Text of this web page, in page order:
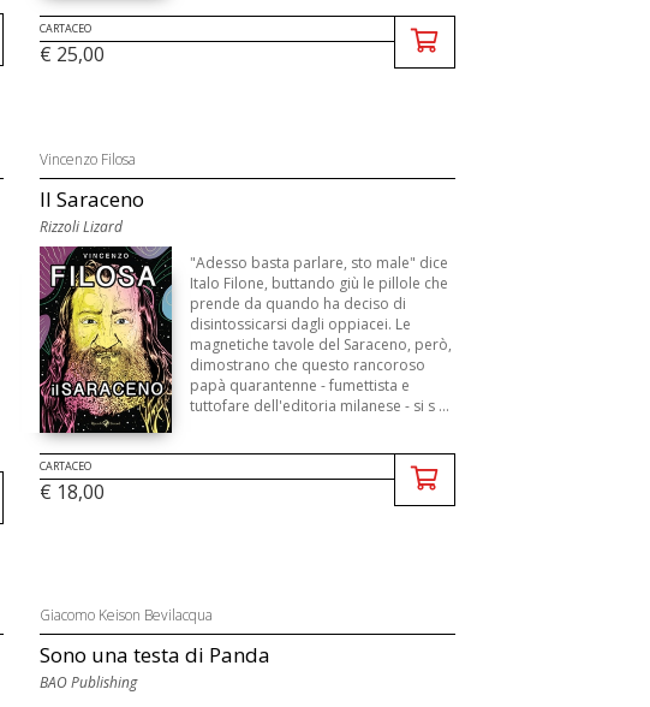
CARTACEO
€ 25,00
Vincenzo Filosa
Il Saraceno
Rizzoli Lizard
"Adesso basta parlare, sto male" dice
Italo Filone, buttando giù le pillole che
prende da quando ha deciso di
disintossicarsi dagli oppiacei. Le
magnetiche tavole del Saraceno, però,
dimostrano che questo rancoroso
papà quarantenne - fumettista e
tuttofare dell'editoria milanese - si s ...
CARTACEO
€ 18,00
Giacomo Keison Bevilacqua
Sono una testa di Panda
BAO Publishing